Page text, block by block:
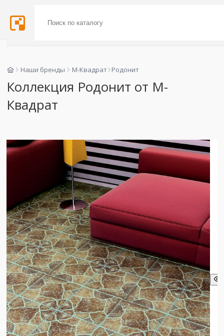
Наши бренды М-Квадрат Родонит
Коллекция Родонит от М-
Квадрат